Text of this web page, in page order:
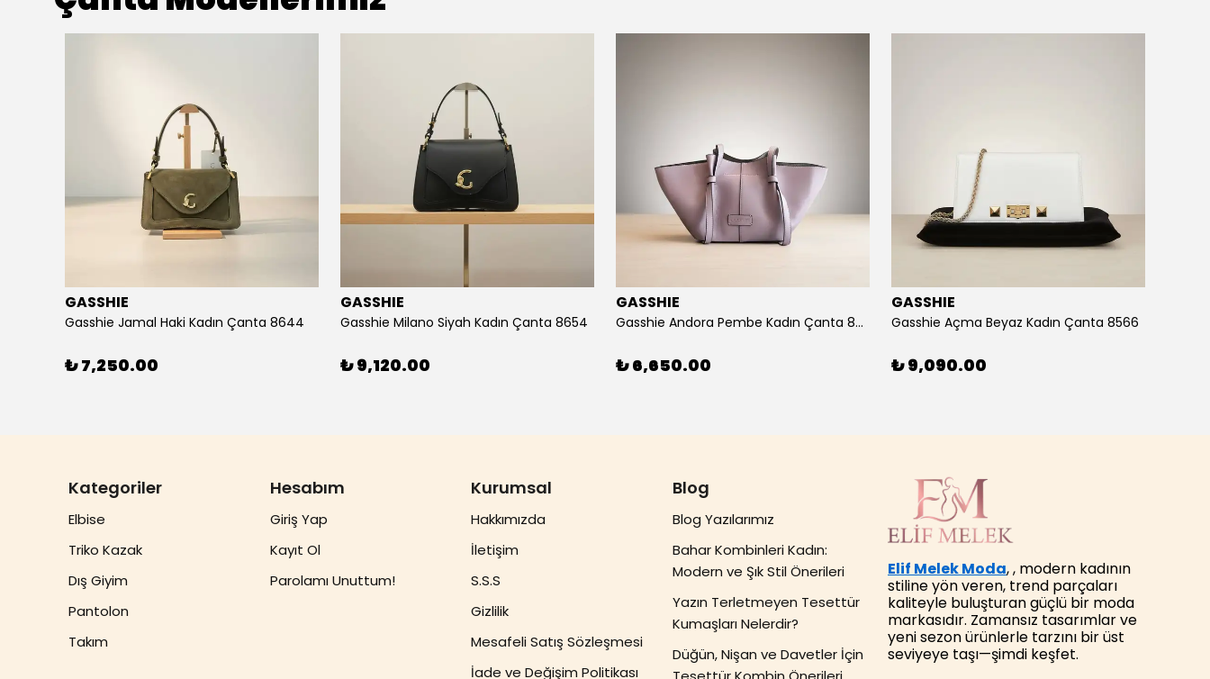
GASSHIE
Gasshie Jamal Haki Kadın Çanta 8644
₺ 7,250.00
GASSHIE
Gasshie Milano Siyah Kadın Çanta 8654
₺ 9,120.00
GASSHIE
Gasshie Andora Pembe Kadın Çanta 8685
₺ 6,650.00
GASSHIE
Gasshie Açma Beyaz Kadın Çanta 8566
₺ 9,090.00
Kategoriler
Elbise
Triko Kazak
Dış Giyim
Pantolon
Takım
Hesabım
Giriş Yap
Kayıt Ol
Parolamı Unuttum!
Kurumsal
Hakkımızda
İletişim
S.S.S
Gizlilik
Mesafeli Satış Sözleşmesi
İade ve Değişim Politikası
Blog
Blog Yazılarımız
Bahar Kombinleri Kadın:
Modern ve Şık Stil Önerileri
Yazın Terletmeyen Tesettür
Kumaşları Nelerdir?
Düğün, Nişan ve Davetler İçin
Elif Melek Moda, , modern kadının
stiline yön veren, trend parçaları
kaliteyle buluşturan güçlü bir moda
markasıdır. Zamansız tasarımlar ve
yeni sezon ürünlerle tarzını bir üst
seviyeye taşı—şimdi keşfet.